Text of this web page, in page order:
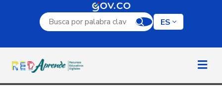
Campo de búsqueda por palabra clave
ES